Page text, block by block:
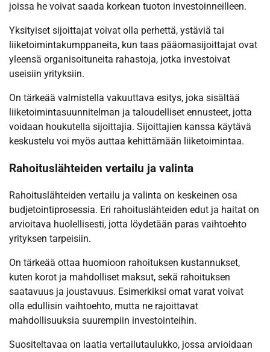
joissa he voivat saada korkean tuoton investoinneilleen.
Yksityiset sijoittajat voivat olla perhettä, ystäviä tai
liiketoimintakumppaneita, kun taas pääomasijoittajat ovat
yleensä organisoituneita rahastoja, jotka investoivat
useisiin yrityksiin.
On tärkeää valmistella vakuuttava esitys, joka sisältää
liiketoimintasuunnitelman ja taloudelliset ennusteet, jotta
voidaan houkutella sijoittajia. Sijoittajien kanssa käytävä
keskustelu voi myös auttaa kehittämään liiketoimintaa.
Rahoituslähteiden vertailu ja valinta
Rahoituslähteiden vertailu ja valinta on keskeinen osa
budjetointiprosessia. Eri rahoituslähteiden edut ja haitat on
arvioitava huolellisesti, jotta löydetään paras vaihtoehto
yrityksen tarpeisiin.
On tärkeää ottaa huomioon rahoituksen kustannukset,
kuten korot ja mahdolliset maksut, sekä rahoituksen
saatavuus ja joustavuus. Esimerkiksi omat varat voivat
olla edullisin vaihtoehto, mutta ne rajoittavat
mahdollisuuksia suurempiin investointeihin.
Suositeltavaa on laatia vertailutaulukko, jossa arvioidaan